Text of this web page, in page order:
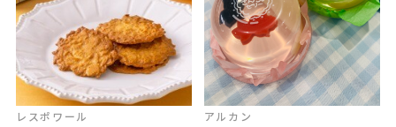
レスポワール
アルカン